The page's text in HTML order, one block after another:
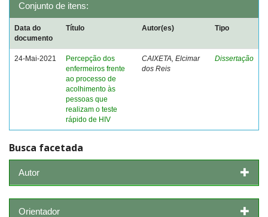
Conjunto de itens:
Data do
documento
Título Autor(es) Tipo
24-Mai-2021
Percepção dos
enfermeiros frente
ao processo de
acolhimento às
pessoas que
realizam o teste
rápido de HIV
CAIXETA, Elcimar
dos Reis
Dissertação
Busca facetada
Autor
Orientador